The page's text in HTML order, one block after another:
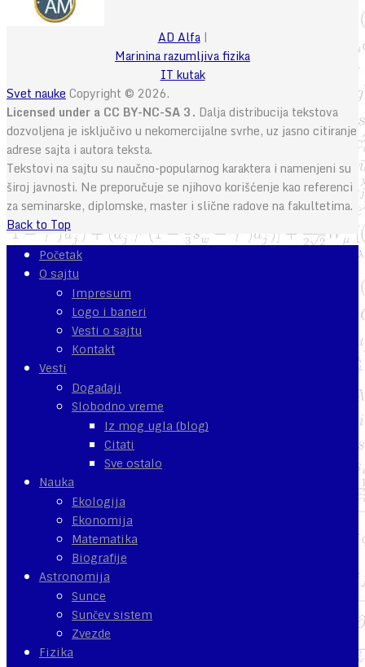
AD Alfa|
Marinina razumljiva fizika
IT kutak
Svet nauke Copyright © 2026.
Licensed under a CC BY-NC-SA 3. Dalja distribucija tekstova
dozvoljena je isključivo u nekomercijalne svrhe, uz jasno citiranje
adrese sajta i autora teksta.
Tekstovi na sajtu su naučno-popularnog karaktera i namenjeni su
široj javnosti. Ne preporučuje se njihovo korišćenje kao referenci
za seminarske, diplomske, master i slične radove na fakultetima.
Back to Top
Početak
O sajtu
Impresum
Logo i baneri
Vesti o sajtu
Kontakt
Vesti
Događaji
Slobodno vreme
Iz mog ugla (blog)
Citati
Sve ostalo
Nauka
Ekologija
Ekonomija
Matematika
Biografije
Astronomija
Sunce
Sunčev sistem
Zvezde
Fizika